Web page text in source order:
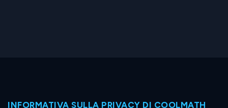
INFORMATIVA SULLA PRIVACY DI COOLMATH